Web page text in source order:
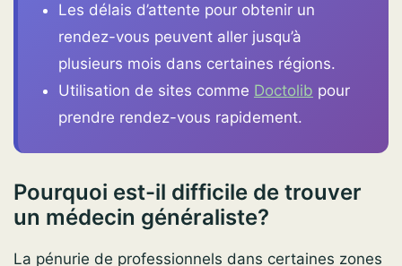
Les délais d’attente pour obtenir un
rendez-vous peuvent aller jusqu’à
plusieurs mois dans certaines régions.
Utilisation de sites comme Doctolib pour
prendre rendez-vous rapidement.
Pourquoi est-il difficile de trouver
un médecin généraliste?
La pénurie de professionnels dans certaines zones